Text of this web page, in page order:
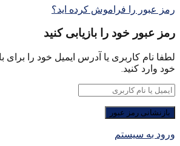
رمز عبور را فراموش کرده اید؟
رمز عبور خود را بازیابی کنید
لطفا نام کاربری یا آدرس ایمیل خود را برای
خود وارد کنید.
ورود به سیستم